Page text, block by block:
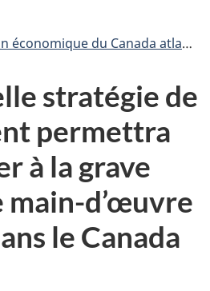
du Canada atlantique
stratégie de
permettra
à la grave
main-d’œuvre
le Canada